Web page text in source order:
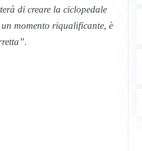
di creare la ciclopedale
momento riqualificante, è